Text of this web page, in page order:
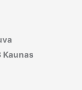
Kaunas